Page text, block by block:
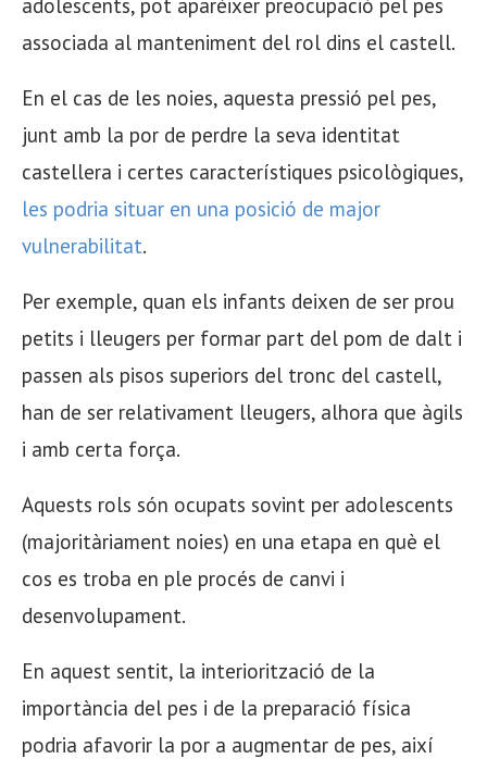
adolescents, pot aparèixer preocupació pel pes
associada al manteniment del rol dins el castell.
En el cas de les noies, aquesta pressió pel pes,
junt amb la por de perdre la seva identitat
castellera i certes característiques psicològiques,
les podria situar en una posició de major
vulnerabilitat.
Per exemple, quan els infants deixen de ser prou
petits i lleugers per formar part del pom de dalt i
passen als pisos superiors del tronc del castell,
han de ser relativament lleugers, alhora que àgils
i amb certa força.
Aquests rols són ocupats sovint per adolescents
(majoritàriament noies) en una etapa en què el
cos es troba en ple procés de canvi i
desenvolupament.
En aquest sentit, la interiorització de la
importància del pes i de la preparació física
podria afavorir la por a augmentar de pes, així